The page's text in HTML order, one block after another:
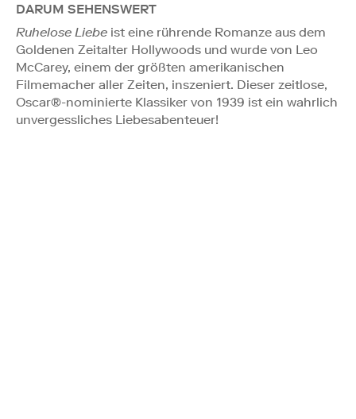
DARUM SEHENSWERT
Ruhelose Liebe ist eine rührende Romanze aus dem
Goldenen Zeitalter Hollywoods und wurde von Leo
McCarey, einem der größten amerikanischen
Filmemacher aller Zeiten, inszeniert. Dieser zeitlose,
Oscar®-nominierte Klassiker von 1939 ist ein wahrlich
unvergessliches Liebesabenteuer!